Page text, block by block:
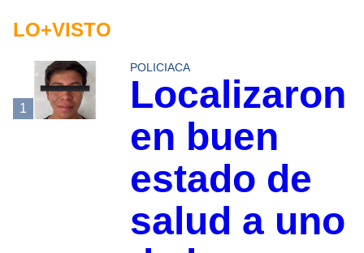
LO+VISTO
1
POLICIACA
Localizaron
en buen
estado de
salud a uno